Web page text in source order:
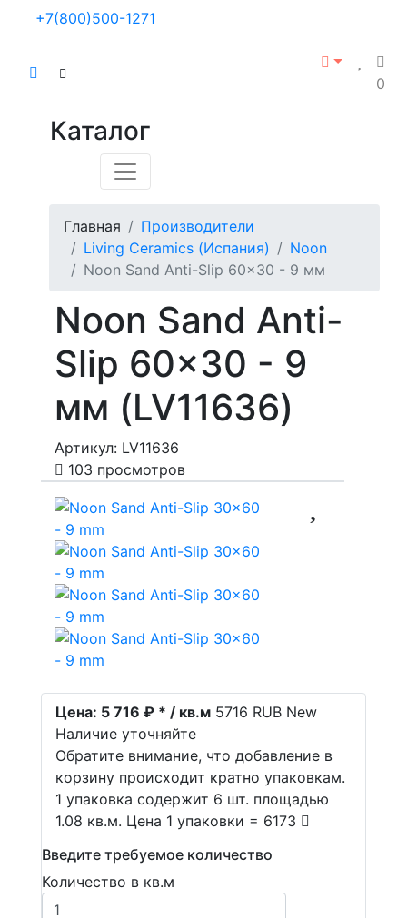
+7(800)500-1271
0
Каталог
Главная
Производители
Living Ceramics (Испания)
Noon
Noon Sand Anti-Slip 60x30 - 9 мм
Noon Sand Anti-
Slip 60x30 - 9
мм (LV11636)
Артикул: LV11636
103 просмотров
Цена: 5 716 ₽ * / кв.м 5716 RUB New
Наличие уточняйте
Обратите внимание, что добавление в
корзину происходит кратно упаковкам.
1 упаковка содержит 6 шт. площадью
1.08 кв.м. Цена 1 упаковки = 6173
Введите требуемое количество
Количество в кв.м